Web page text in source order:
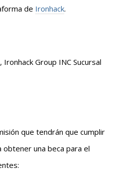
de Ironhack.
Ironhack Group INC Sucursal
que tendrán que cumplir
una beca para el